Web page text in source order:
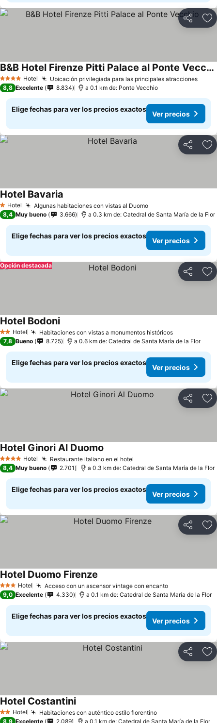
Compartir
4 EstrellasHotel Ubicación privilegiada para las principales atracciones
B&B Hotel Firenze Pitti Palace al Ponte Vecchio
8,8 Excelente 8.834 a 0.1 km de: Ponte Vecchio
Elige fechas para ver los precios exactos
Ver precios
Compartir
1 Estrellas
Hotel Algunas habitaciones con vistas al Duomo
Hotel Bavaria
8,4 Muy bueno 3.666 a 0.3 km de: Catedral de Santa María de la Flor
Elige fechas para ver los precios exactos
Ver precios
Compartir
Opción destacada
2 Estrellas
Hotel Habitaciones con vistas a monumentos históricos
Hotel Bodoni
7,8 Bueno 8.725 a 0.6 km de: Catedral de Santa María de la Flor
Elige fechas para ver los precios exactos
Ver precios
Compartir
4 EstrellasHotel Restaurante italiano en el hotel
Hotel Ginori Al Duomo
8,4 Muy bueno 2.701 a 0.3 km de: Catedral de Santa María de la Flor
Elige fechas para ver los precios exactos
Ver precios
Compartir
3 Estrellas
Hotel Acceso con un ascensor vintage con encanto
Hotel Duomo Firenze
9,0 Excelente 4.330 a 0.1 km de: Catedral de Santa María de la Flor
Elige fechas para ver los precios exactos
Ver precios
Compartir
2 Estrellas
Hotel Habitaciones con auténtico estilo florentino
Hotel Costantini
8,9 Excelente 2.089 a 0.1 km de: Catedral de Santa María de la Flor